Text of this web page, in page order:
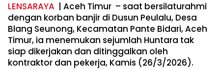
LENSARAYA | Aceh Timur – saat bersilaturahmi
dengan korban banjir di Dusun Peulalu, Desa
Blang Seunong, Kecamatan Pante Bidari, Aceh
Timur, ia menemukan sejumlah Huntara tak
siap dikerjakan dan ditinggalkan oleh
kontraktor dan pekerja, Kamis (26/3/2026).